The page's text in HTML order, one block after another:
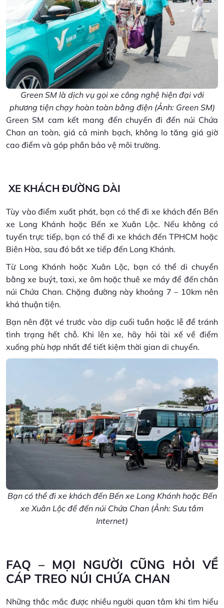
Green SM là dịch vụ gọi xe công nghệ hiện đại với
phương tiện chạy hoàn toàn bằng điện (Ảnh: Green SM)
Green SM cam kết mang đến chuyến đi đến núi Chứa
Chan an toàn, giá cả minh bạch, không lo tăng giá giờ
cao điểm và góp phần bảo vệ môi trường.
XE KHÁCH ĐƯỜNG DÀI
Tùy vào điểm xuất phát, bạn có thể đi xe khách đến Bến
xe Long Khánh hoặc Bến xe Xuân Lộc. Nếu không có
tuyến trực tiếp, bạn có thể đi xe khách đến TPHCM hoặc
Biên Hòa, sau đó bắt xe tiếp đến Long Khánh.
Từ Long Khánh hoặc Xuân Lộc, bạn có thể di chuyển
bằng xe buýt, taxi, xe ôm hoặc thuê xe máy để đến chân
núi Chứa Chan. Chặng đường này khoảng 7 – 10km nên
khá thuận tiện.
Bạn nên đặt vé trước vào dịp cuối tuần hoặc lễ để tránh
tình trạng hết chỗ. Khi lên xe, hãy hỏi tài xế về điểm
xuống phù hợp nhất để tiết kiệm thời gian di chuyển.
Bạn có thể đi xe khách đến Bến xe Long Khánh hoặc Bến
xe Xuân Lộc để đến núi Chứa Chan (Ảnh: Sưu tầm
Internet)
FAQ – MỌI NGƯỜI CŨNG HỎI VỀ
CÁP TREO NÚI CHỨA CHAN
Những thắc mắc được nhiều người quan tâm khi tìm hiểu